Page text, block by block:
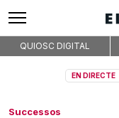
QUIOSC DIGITAL
EN DIRECTE
Successos